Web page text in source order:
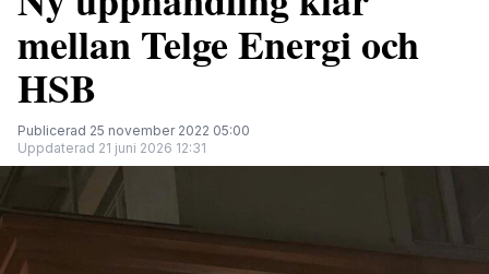
mellan Telge Energi och
HSB
Publicerad 25 november 2022 05:00
Uppdaterad 21 juni 2026 12:31